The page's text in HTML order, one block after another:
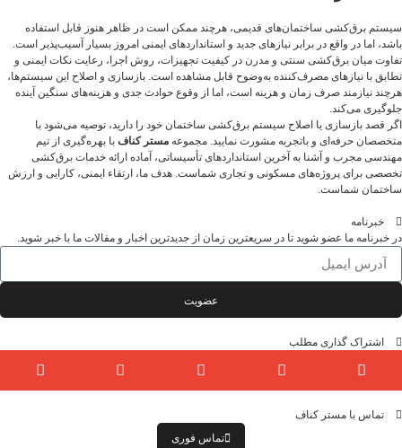
سیستم برق‌کشی ساختمان‌های قدیمی، هرچند ممکن است در ظاهر هنوز قابل استفاده
باشد، اما در واقع در برابر نیازهای جدید و استانداردهای ایمنی امروز بسیار آسیب‌پذیر است.
تفاوت میان برق‌کشی سنتی و مدرن در کیفیت تجهیزات، روش اجرا، رعایت نکات ایمنی و
تطابق با نیازهای مصرف‌کننده به‌وضوح قابل مشاهده است. بازسازی و اصلاح این سیستم‌ها،
هرچند نیازمند صرف زمان و هزینه است، اما از وقوع حوادث جدی و هزینه‌های سنگین آینده
جلوگیری می‌کند.
اگر قصد بازسازی یا اصلاح سیستم برق‌کشی ساختمان خود را دارید، توصیه می‌شود با
متخصصان حرفه‌ای و باتجربه مشورت نمایید. مجموعه مستر کناف با بهره‌گیری از تیم
مهندسی مجرب و آشنا به آخرین استانداردهای تأسیساتی، آماده ارائه خدمات برق‌کشی
تخصصی برای پروژه‌های مسکونی و تجاری شماست. هدف ما، ارتقاء ایمنی، کارایی و ارزش
ساختمان شماست.
خبرنامه
در خبرنامه ما عضو شوید تا در سریعترین زمان از جدیدترین اخبار و مقالات ما با خبر شوید.
عضویت
اشتراک گذاری مطلب
تماس با مستر کناف
تماس فوری